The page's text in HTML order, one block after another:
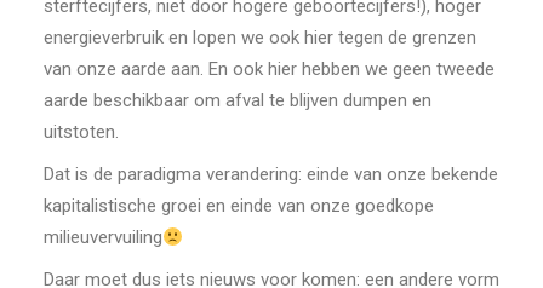
sterftecijfers, niet door hogere geboortecijfers!), hoger
energieverbruik en lopen we ook hier tegen de grenzen
van onze aarde aan. En ook hier hebben we geen tweede
aarde beschikbaar om afval te blijven dumpen en
uitstoten.
Dat is de paradigma verandering: einde van onze bekende
kapitalistische groei en einde van onze goedkope
milieuvervuiling
Daar moet dus iets nieuws voor komen: een andere vorm